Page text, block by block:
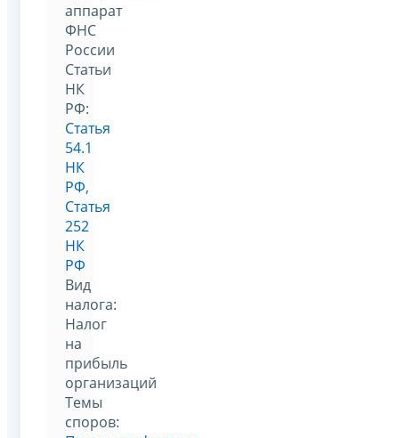
аппарат
ФНС
России
Статьи
НК
РФ:
Статья
54.1
НК
РФ,
Статья
252
НК
РФ
Вид
налога:
Налог
на
прибыль
организаций
Темы
споров: